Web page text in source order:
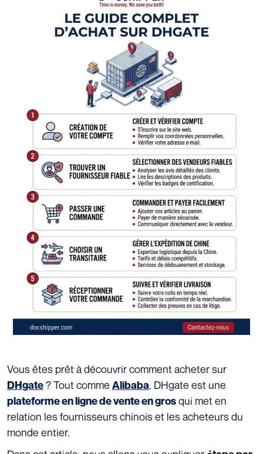
Vous êtes prêt à découvrir comment acheter sur
DHgate?Tout comme Alibaba, DHgate est une
plateforme en ligne de vente en grosqui met en
relation les fournisseurs chinois et les acheteurs du
monde entier.